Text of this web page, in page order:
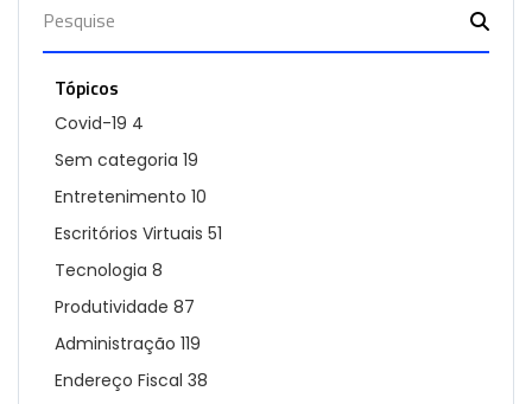
Tópicos
Covid-19 4
Sem categoria 19
Entretenimento 10
Escritórios Virtuais 51
Tecnologia 8
Produtividade 87
Administração 119
Endereço Fiscal 38